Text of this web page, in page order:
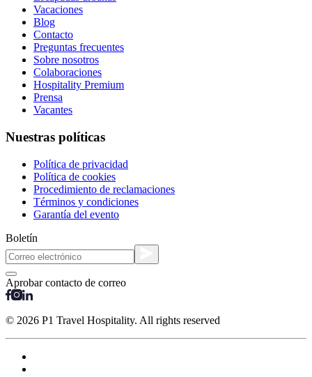
Vacaciones
Blog
Contacto
Preguntas frecuentes
Sobre nosotros
Colaboraciones
Hospitality Premium
Prensa
Vacantes
Nuestras políticas
Política de privacidad
Política de cookies
Procedimiento de reclamaciones
Términos y condiciones
Garantía del evento
Boletín
Aprobar contacto de correo
© 2026 P1 Travel Hospitality. All rights reserved